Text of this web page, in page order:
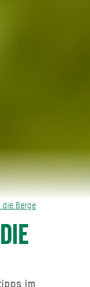
Berge
im